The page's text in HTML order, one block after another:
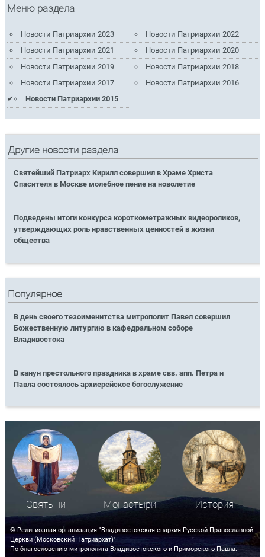
Меню раздела
Новости Патриархии 2023
Новости Патриархии 2022
Новости Патриархии 2021
Новости Патриархии 2020
Новости Патриархии 2019
Новости Патриархии 2018
Новости Патриархии 2017
Новости Патриархии 2016
Новости Патриархии 2015
Другие новости раздела
Святейший Патриарх Кирилл совершил в Храме Христа
Спасителя в Москве молебное пение на новолетие
Подведены итоги конкурса короткометражных видеороликов,
утверждающих роль нравственных ценностей в жизни
общества
Популярное
В день своего тезоименитства митрополит Павел совершил
Божественную литургию в кафедральном соборе
Владивостока
В канун престольного праздника в храме свв. апп. Петра и
Павла состоялось архиерейское богослужение
Святыни Монастыри История
© Религиозная организация "Владивостокская епархия Русской Православной
Церкви (Московский Патриархат)"
По благословению митрополита Владивостокского и Приморского Павла.